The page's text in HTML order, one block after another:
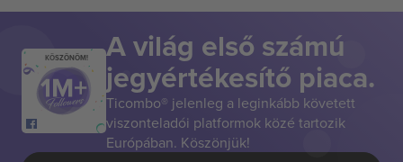
KÖSZÖNÖM! A világ első számú
jegyértékesítő piaca.
Ticombo® jelenleg a leginkább követett
viszonteladói platformok közé tartozik
Európában. Köszönjük!